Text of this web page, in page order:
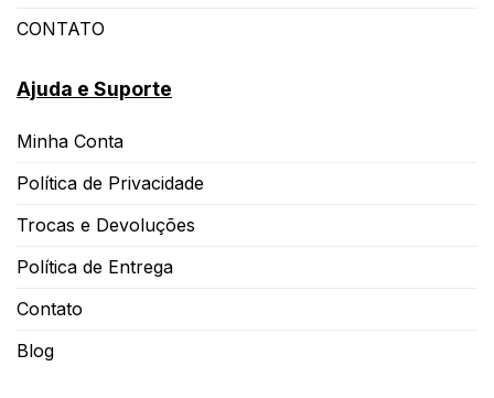
CONTATO
Ajuda e Suporte
Minha Conta
Política de Privacidade
Trocas e Devoluções
Política de Entrega
Contato
Blog